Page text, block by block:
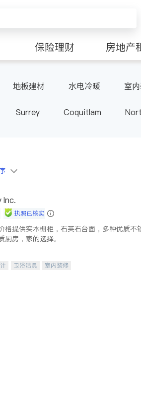
保险理财 房地产
地板建材 水电冷暖 室
Surrey Coquitlam
Inc.
执照已核实
格提供实木橱柜，石英石台面，多种优质不
房，家的选择。
卫浴洁具 室内装修